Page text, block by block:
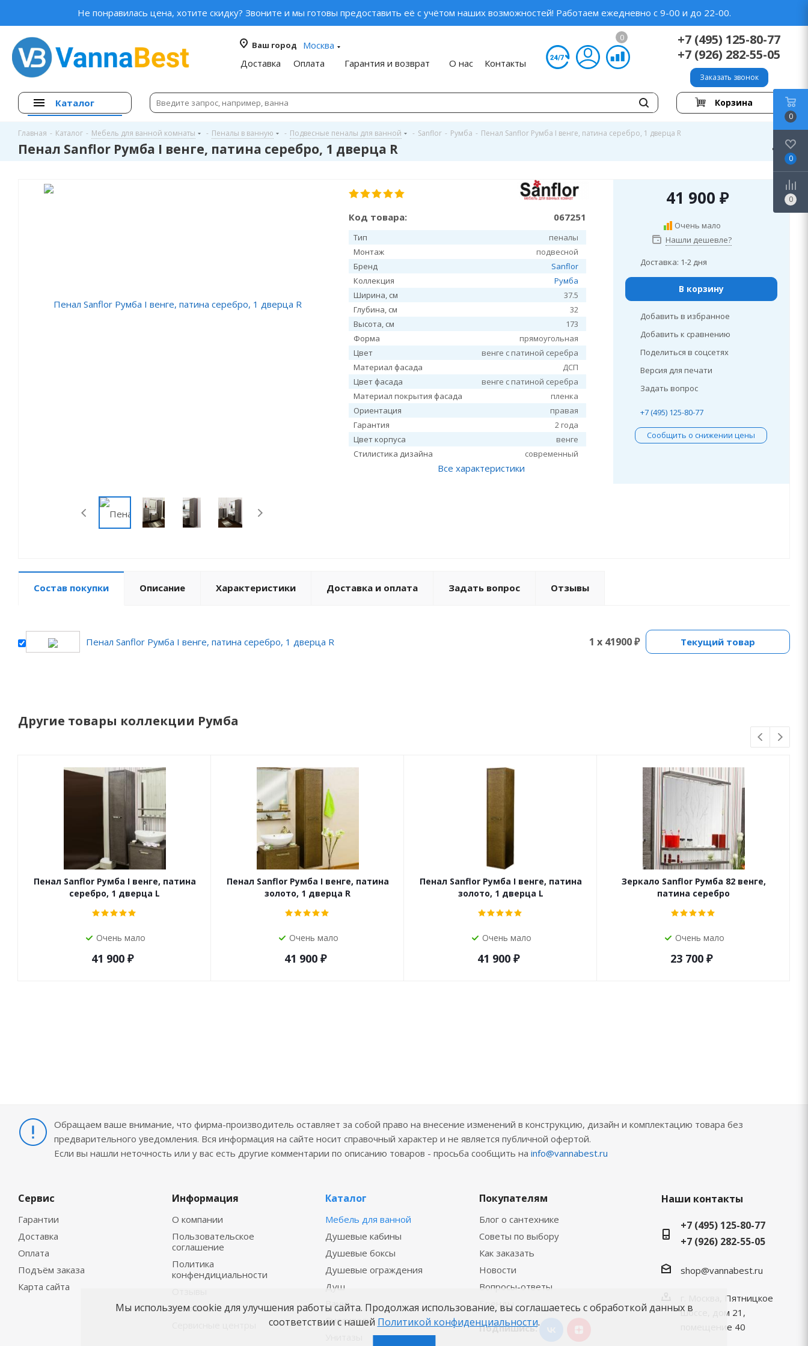
Не понравилась цена, хотите скидку? Звоните и мы готовы предоставить её с учётом наших возможностей! Работаем ежедневно с 9-00 и до 22-00.
Ваш город
Москва
Доставка
Оплата Гарантия и возврат О нас Контакты
0
+7 (495) 125-80-77
+7 (926) 282-55-05
Заказать звонок
Каталог Корзина
Главная - Каталог - Мебель для ванной комнаты - Пеналы в ванную - Подвесные пеналы для ванной - Sanflor - Румба - Пенал Sanflor Румба I венге, патина серебро, 1 дверца R
Пенал Sanflor Румба I венге, патина серебро, 1 дверца R
Код товара: 067251
Тип
пеналы
Монтаж
подвесной
Бренд
Sanflor
Коллекция
Румба
Ширина, см
37.5
Глубина, см
32
Высота, см
173
Форма
прямоугольная
Цвет
венге с патиной серебра
Материал фасада
ДСП
Цвет фасада
венге с патиной серебра
Материал покрытия фасада
пленка
Ориентация
правая
Гарантия
2 года
Цвет корпуса
венге
Стилистика дизайна
современный
Все характеристики
41 900 ₽
Очень мало
Нашли дешевле?
Доставка: 1-2 дня
В корзину
Добавить в избранное
Добавить к сравнению
Поделиться в соцсетях
Версия для печати
Задать вопрос
+7 (495) 125-80-77
Сообщить о снижении цены
Состав покупки Описание Характеристики Доставка и оплата Задать вопрос Отзывы
Пенал Sanflor Румба I венге, патина серебро, 1 дверца R 1 x 41900 ₽ Текущий товар
Другие товары коллекции Румба
Пенал Sanflor Румба I венге, патина
серебро, 1 дверца L
Очень мало
41 900 ₽
Пенал Sanflor Румба I венге, патина
золото, 1 дверца R
Очень мало
41 900 ₽
Пенал Sanflor Румба I венге, патина
золото, 1 дверца L
Очень мало
41 900 ₽
Зеркало Sanflor Румба 82 венге,
патина серебро
Очень мало
23 700 ₽
Обращаем ваше внимание, что фирма-производитель оставляет за собой право на внесение изменений в конструкцию, дизайн и комплектацию товара без
предварительного уведомления. Вся информация на сайте носит справочный характер и не является публичной офертой.
Если вы нашли неточность или у вас есть другие комментарии по описанию товаров - просьба сообщить на info@vannabest.ru
Сервис
Гарантии
Доставка
Оплата
Подъём заказа
Карта сайта
Информация
О компании
Пользовательское
соглашение
Политика
конфендициальности
Контакты
Каталог
Мебель для ванной
Душевые кабины
Душевые боксы
Душевые ограждения
Душ
Ванны
Смесители
Покупателям
Блог о сантехнике
Советы по выбору
Как заказать
Новости
Вопросы-ответы
Бренды
Подпишись:
Наши контакты
+7 (495) 125-80-77
+7 (926) 282-55-05
shop@vannabest.ru
г. Москва, Пятницкое
шоссе, дом 21,
помещение 40
0
0
0
Мы используем cookie для улучшения работы сайта. Продолжая использование, вы соглашаетесь с обработкой данных в
соответствии с нашей Политикой конфиденциальности.